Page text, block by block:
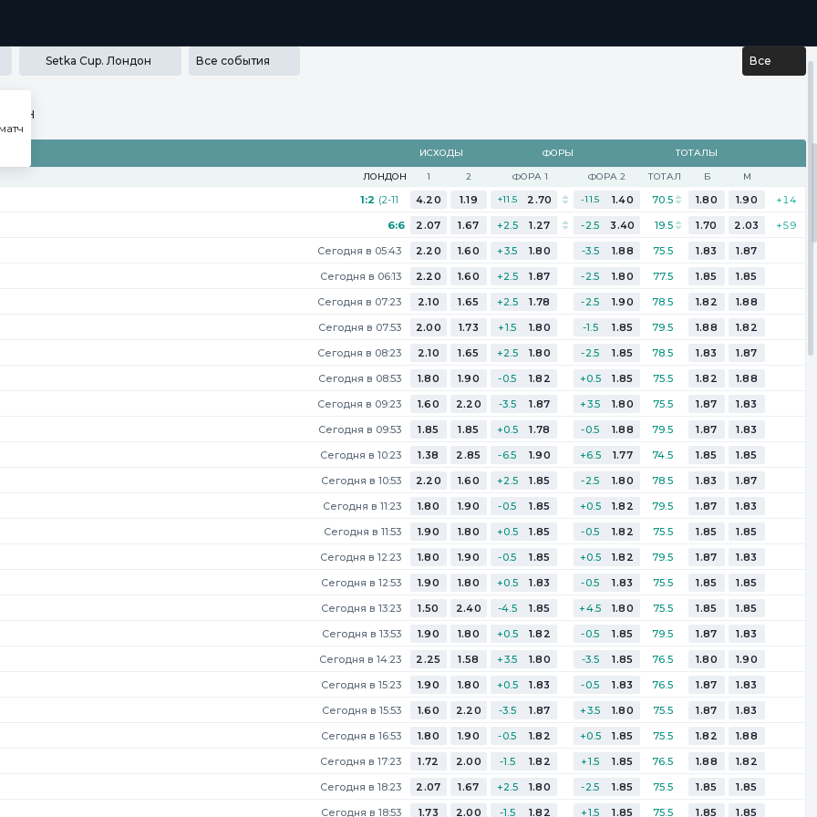
ЛОЯЛЬНОСТИ
Setka Cup. Лондон Все события Все
ИСХОДЫ ФОРЫ
ТОТАЛЫ
ЛОНДОН
1 2 ФОРА 1 ФОРА 2 ТОТАЛ Б М
1:2 (2-11
6-11
4.20 1.19 +11.5 2.70 -11.5 1.40 70.5 1.80 1.90
+14
6:6 2.07 1.67 +2.5 1.27 -2.5 3.40 19.5 1.70 2.03
+59
Сегодня в 05:43 2.20 1.60 +3.5 1.80 -3.5 1.88 75.5 1.83
1.87
Сегодня в 06:13 2.20 1.60 +2.5 1.87 -2.5 1.80 77.5 1.85
1.85
Сегодня в 07:23 2.10 1.65 +2.5 1.78 -2.5 1.90 78.5 1.82
1.88
Сегодня в 07:53 2.00 1.73 +1.5 1.80 -1.5 1.85 79.5 1.88
1.82
Сегодня в 08:23 2.10 1.65 +2.5 1.80 -2.5 1.85 78.5 1.83
1.87
Сегодня в 08:53 1.80 1.90 -0.5 1.82 +0.5 1.85 75.5 1.82
1.88
Сегодня в 09:23 1.60 2.20 -3.5 1.87 +3.5 1.80 75.5 1.87
1.83
Сегодня в 09:53 1.85 1.85 +0.5 1.78 -0.5 1.88 79.5 1.87
1.83
Сегодня в 10:23 1.38 2.85 -6.5 1.90 +6.5 1.77 74.5 1.85
1.85
Сегодня в 10:53 2.20 1.60 +2.5 1.85 -2.5 1.80 78.5 1.83
1.87
Сегодня в 11:23 1.80 1.90 -0.5 1.85 +0.5 1.82 79.5 1.87
1.83
Сегодня в 11:53 1.90 1.80 +0.5 1.85 -0.5 1.82 75.5 1.85
1.85
Сегодня в 12:23 1.80 1.90 -0.5 1.85 +0.5 1.82 79.5 1.87
1.83
Сегодня в 12:53 1.90 1.80 +0.5 1.83 -0.5 1.83 75.5 1.85
1.85
Сегодня в 13:23 1.50 2.40 -4.5 1.85 +4.5 1.80 75.5 1.85
1.85
Сегодня в 13:53 1.90 1.80 +0.5 1.82 -0.5 1.85 79.5 1.87
1.83
Сегодня в 14:23 2.25 1.58 +3.5 1.80 -3.5 1.85 76.5 1.80
1.90
Сегодня в 15:23 1.90 1.80 +0.5 1.83 -0.5 1.83 76.5 1.87
1.83
Сегодня в 15:53 1.60 2.20 -3.5 1.87 +3.5 1.80 75.5 1.87
1.83
Сегодня в 16:53 1.80 1.90 -0.5 1.82 +0.5 1.85 75.5 1.82
1.88
Сегодня в 17:23 1.72 2.00 -1.5 1.82 +1.5 1.85 76.5 1.88
1.82
Сегодня в 18:23 2.07 1.67 +2.5 1.80 -2.5 1.85 75.5 1.85
1.85
Сегодня в 18:53 1.73 2.00 -1.5 1.82 +1.5 1.85 75.5 1.85 1.85